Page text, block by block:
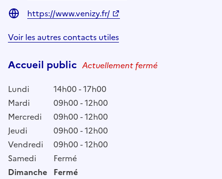
https://www.venizy.fr/
Voir les autres contacts utiles
Accueil public Actuellement fermé
Lundi
14h00 - 17h00
Mardi
09h00 - 12h00
Mercredi
09h00 - 12h00
Jeudi
09h00 - 12h00
Vendredi
09h00 - 12h00
Samedi
Fermé
Dimanche Fermé